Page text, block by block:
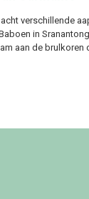
verschillende
in
aan de brulkoren